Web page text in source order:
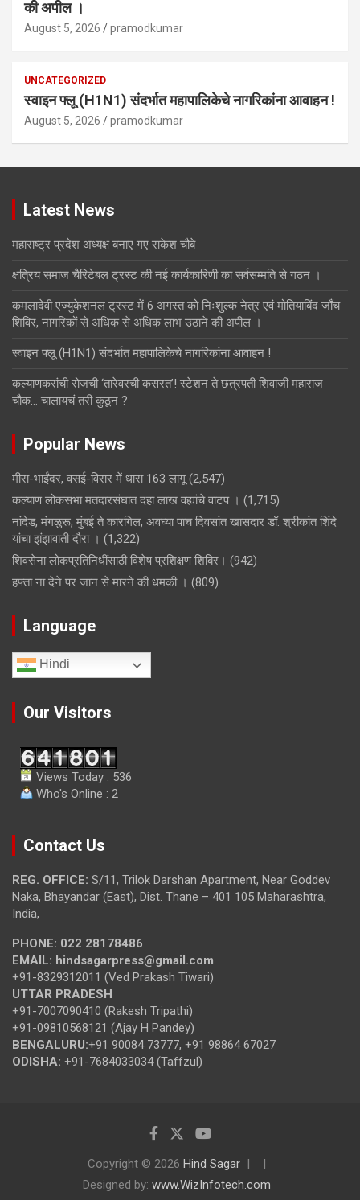
की अपील ।
August 5, 2026 pramodkumar
UNCATEGORIZED
स्वाइन फ्लू (H1N1) संदर्भात महापालिकेचे नागरिकांना आवाहन !
August 5, 2026 pramodkumar
Latest News
महाराष्ट्र प्रदेश अध्यक्ष बनाए गए राकेश चौबे
क्षत्रिय समाज चैरिटेबल ट्रस्ट की नई कार्यकारिणी का सर्वसम्मति से गठन ।
कमलादेवी एज्युकेशनल ट्रस्ट में 6 अगस्त को निःशुल्क नेत्र एवं मोतियाबिंद जाँच
शिविर, नागरिकों से अधिक से अधिक लाभ उठाने की अपील ।
स्वाइन फ्लू (H1N1) संदर्भात महापालिकेचे नागरिकांना आवाहन !
कल्याणकरांची रोजची ‘तारेवरची कसरत’! स्टेशन ते छत्रपती शिवाजी महाराज
चौक… चालायचं तरी कुठून ?
Popular News
मीरा-भाईंदर, वसई-विरार में धारा 163 लागू (2,547)
कल्याण लोकसभा मतदारसंघात दहा लाख वह्यांचे वाटप । (1,715)
नांदेड, मंगळुरू, मुंबई ते कारगिल, अवघ्या पाच दिवसांत खासदार डॉ. श्रीकांत शिंदे
यांचा झंझावाती दौरा । (1,322)
शिवसेना लोकप्रतिनिधींसाठी विशेष प्रशिक्षण शिबिर। (942)
हफ्ता ना देने पर जान से मारने की धमकी । (809)
Language
Hindi
Our Visitors
Views Today : 536
Who's Online : 2
Contact Us
REG. OFFICE: S/11, Trilok Darshan Apartment, Near Goddev
Naka, Bhayandar (East), Dist. Thane – 401 105 Maharashtra,
India,
PHONE: 022 28178486
EMAIL: hindsagarpress@gmail.com
+91-8329312011 (Ved Prakash Tiwari)
UTTAR PRADESH
+91-7007090410 (Rakesh Tripathi)
+91-09810568121 (Ajay H Pandey)
BENGALURU:+91 90084 73777, +91 98864 67027
ODISHA: +91-7684033034 (Taffzul)
Copyright © 2026 Hind Sagar
Designed by: www.WizInfotech.com